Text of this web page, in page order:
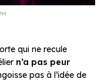
qui ne recule
n’a pas peur
pas à l’idée de